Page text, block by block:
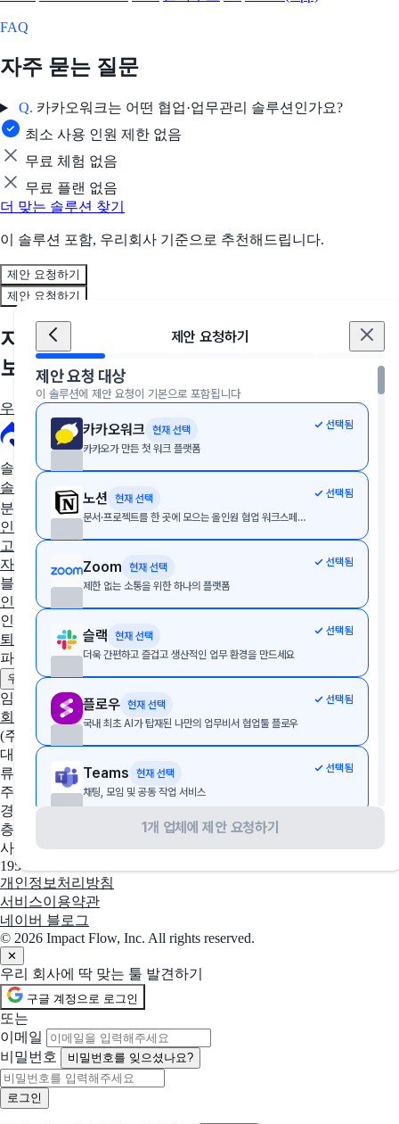
FAQ
자주 묻는 질문
Q. 카카오워크는 어떤 협업·업무관리 솔루션인가요?
최소 사용 인원 제한 없음
무료 체험 없음
무료 플랜 없음
더 맞는 솔루션 찾기
이 솔루션 포함, 우리회사 기준으로 추천해드립니다.
제안 요청하기
제안 요청하기
제안 요청 대상
이 솔루션에 제안 요청이 기본으로 포함됩니다
카카오워크
현재 선택
카카오가 만든 첫 워크 플랫폼
선택됨
노션
현재 선택
문서·프로젝트를 한 곳에 모으는 올인원 협업 워크스페이스
선택됨
Zoom
현재 선택
제한 없는 소통을 위한 하나의 플랫폼
선택됨
슬랙
현재 선택
더욱 간편하고 즐겁고 생산적인 업무 환경을 만드세요
선택됨
플로우 현재 선택
국내 최초 AI가 탑재된 나만의 업무비서 협업툴 플로우
선택됨
Teams
현재 선택
채팅, 모임 및 공동 작업 서비스
선택됨
Microsoft 365
잔디 현재 선택
37만 팀의 협업툴 JANDI
알로 현재 선택
목표 달성에 집중된 프로젝트 관리, 협업 솔루션
1개 업체에 제안 요청하기
제안 요청하기
지금, 우리 회사에 딱 맞는 솔루션을 만나
보세요
우리 회사에 딱 맞는 툴 추천받기
솔루션 추천
솔루션 추천받기
분야별 솔루션
인사·노무
협업툴·그룹웨어 세무·회계 문서관리
영업·
고객관리 AI·자동화 데이터 분석 마케팅 이커머스 웹사이트
자인툴
개발운영 보안접속
교육관리
블로그
인사이트
인사노무 계산기
퇴직금 계산기 4대보험 계산기
파트너
우리 솔루션 등록하기 제휴 문의하기 광고 문의하기
임팩트플로우
회사 소개 팀 소개 채용중인 포지션
(주)임팩트플로우
대표자
류효권
주소
경기도 성남시 수정구 창업로 43, 판교글로벌비즈센터 업무동 4
층 2호
사업자 등록번호
195-88-03109
개인정보처리방침
서비스이용약관
네이버 블로그
© 2026 Impact Flow, Inc. All rights reserved.
✕
우리 회사에 딱 맞는 툴 발견하기
구글 계정으로 로그인
또는
이메일
비밀번호
비밀번호를 잊으셨나요?